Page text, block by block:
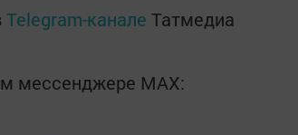
Telegram-канале Татмедиа
мессенджере MАХ: